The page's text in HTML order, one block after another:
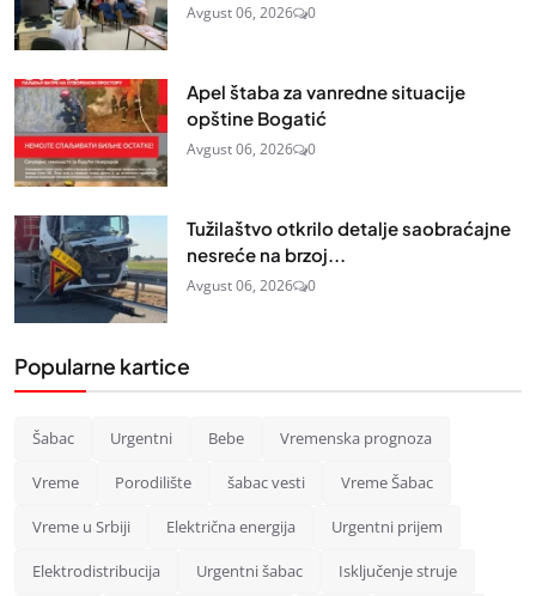
Avgust 06, 2026 0
Apel štaba za vanredne situacije
opštine Bogatić
Avgust 06, 2026 0
Tužilaštvo otkrilo detalje saobraćajne
nesreće na brzoj...
Avgust 06, 2026 0
Popularne kartice
Šabac Urgentni Bebe Vremenska prognoza
Vreme Porodilište šabac vesti Vreme Šabac
Vreme u Srbiji Električna energija Urgentni prijem
Elektrodistribucija Urgentni šabac Isključenje struje